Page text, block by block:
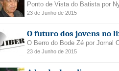
Ponto de Vista do Batista por
23 de Junho de 2015
O futuro dos jovens no
O Berro do Bode Zé por Jornal
23 de Junho de 2015